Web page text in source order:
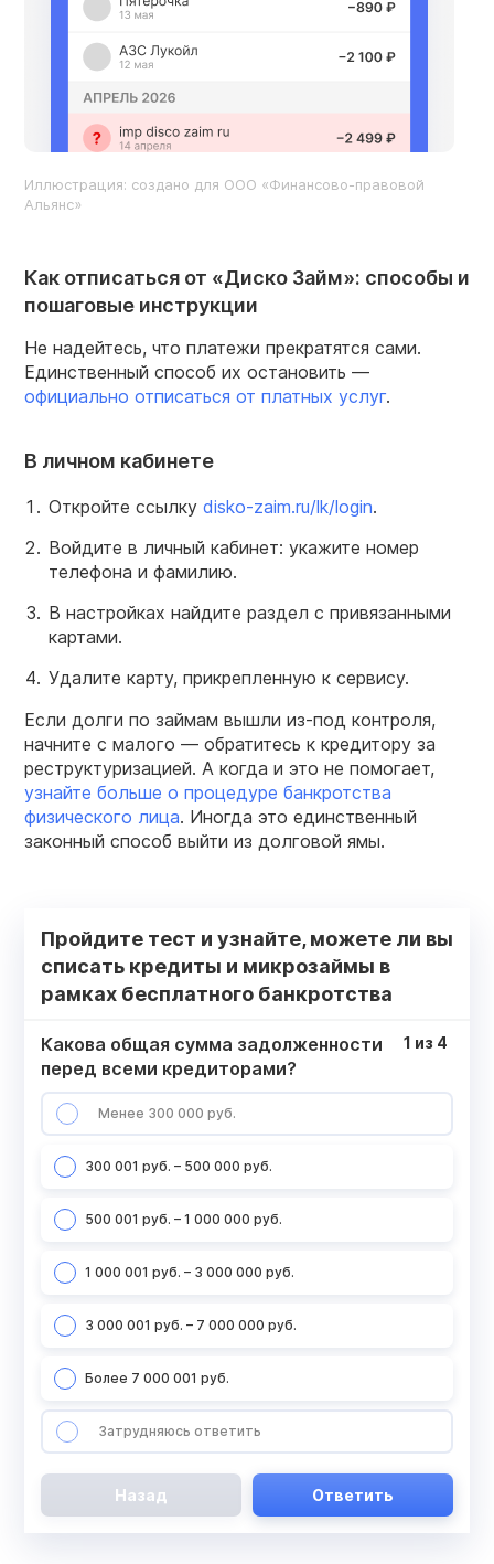
Иллюстрация: создано для ООО «Финансово-правовой
Альянс»
Как отписаться от «Диско Займ»: способы и
пошаговые инструкции
Не надейтесь, что платежи прекратятся сами.
Единственный способ их остановить —
официально отписаться от платных услуг.
В личном кабинете
Откройте ссылку disko-zaim.ru/lk/login.
Войдите в личный кабинет: укажите номер
телефона и фамилию.
В настройках найдите раздел с привязанными
картами.
Удалите карту, прикрепленную к сервису.
Если долги по займам вышли из-под контроля,
начните с малого — обратитесь к кредитору за
реструктуризацией. А когда и это не помогает,
узнайте больше о процедуре банкротства
физического лица. Иногда это единственный
законный способ выйти из долговой ямы.
Пройдите тест и узнайте, можете ли вы
списать кредиты и микрозаймы в
рамках бесплатного банкротства
Какова общая сумма задолженности
перед всеми кредиторами?
Менее 300 000 руб.
300 001 руб. – 500 000 руб.
500 001 руб. – 1 000 000 руб.
1 000 001 руб. – 3 000 000 руб.
3 000 001 руб. – 7 000 000 руб.
Более 7 000 001 руб.
Затрудняюсь ответить
1 из 4
Назад Ответить